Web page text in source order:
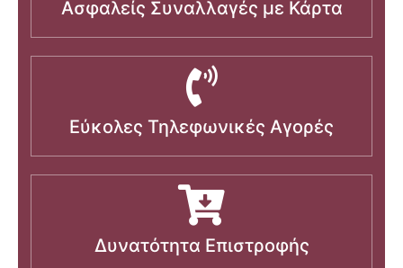
Ασφαλείς Συναλλαγές με Κάρτα
Εύκολες Τηλεφωνικές Αγορές
Δυνατότητα Επιστροφής